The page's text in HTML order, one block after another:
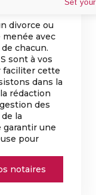
divorce ou
menée avec
chacun.
sont à vos
faciliter cette
dans la
rédaction
des
la
garantir une
pour
notaires
Set